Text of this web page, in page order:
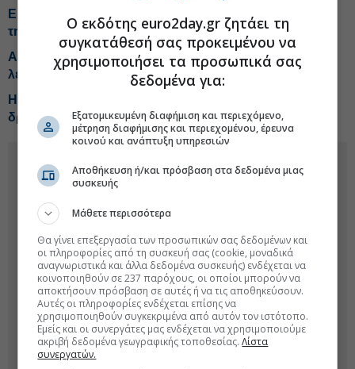
Ερώτηση Μανιάτη σε Κομισιόν γιατί δεν λειτουργεί η
τηλεδιοίκηση στα τρένα
Αποστολάκη: Το σύστημα αυτόματης προστασίας δεν
λειτουργεί ακόμη στους σιδηρόδρομους
Hellenic Train: Ακινητοποιήθηκε η αμαξοστοιχία στο
δρομολόγιο Θεσσαλονίκη-Σέρρες
Ο εκδότης euro2day.gr ζητάει τη
συγκατάθεσή σας προκειμένου να
χρησιμοποιήσει τα προσωπικά σας
δεδομένα για:
Εξατομικευμένη διαφήμιση και περιεχόμενο,
μέτρηση διαφήμισης και περιεχομένου, έρευνα
κοινού και ανάπτυξη υπηρεσιών
Αποθήκευση ή/και πρόσβαση στα δεδομένα μιας
συσκευής
Μάθετε περισσότερα
Θα γίνει επεξεργασία των προσωπικών σας δεδομένων και
οι πληροφορίες από τη συσκευή σας (cookie, μοναδικά
αναγνωριστικά και άλλα δεδομένα συσκευής) ενδέχεται να
κοινοποιηθούν σε 237 παρόχους, οι οποίοι μπορούν να
αποκτήσουν πρόσβαση σε αυτές ή να τις αποθηκεύσουν.
Αυτές οι πληροφορίες ενδέχεται επίσης να
χρησιμοποιηθούν συγκεκριμένα από αυτόν τον ιστότοπο.
Εμείς και οι συνεργάτες μας ενδέχεται να χρησιμοποιούμε
ακριβή δεδομένα γεωγραφικής τοποθεσίας.Λίστα
συνεργατών.